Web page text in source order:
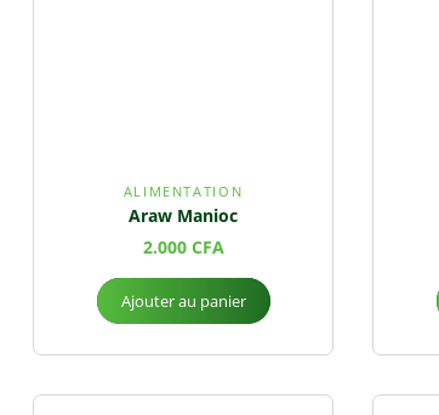
ALIMENTATION
Araw Manioc
2.000 CFA
Ajouter au panier